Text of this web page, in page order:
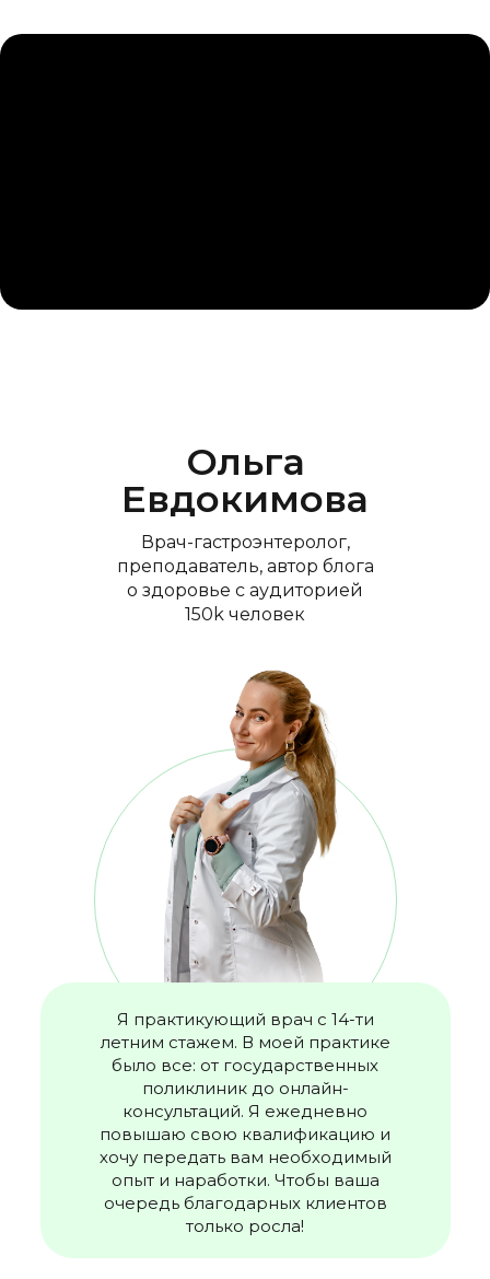
Ольга
Евдокимова
Врач-гастроэнтеролог,
преподаватель, автор блога
о здоровье с аудиторией
150k человек
Я практикующий врач с 14-ти
летним стажем. В моей практике
было все: от государственных
поликлиник до онлайн-
консультаций. Я ежедневно
повышаю свою квалификацию и
хочу передать вам необходимый
опыт и наработки. Чтобы ваша
очередь благодарных клиентов
только росла!